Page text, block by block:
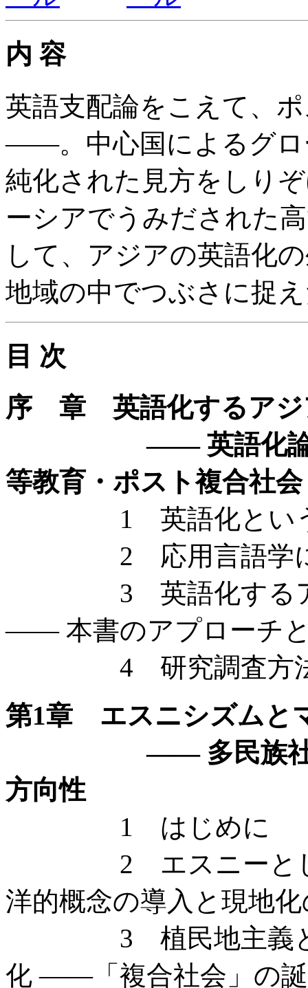
内 容
英語支配論をこえて、
——。中心国によるグロ
純化された見方をしり
ーシアでうみだされた
して、アジアの英語化
地域の中でつぶさに捉
目 次
序 章 英語化するアジ
—— 英語化論・ト
等教育・ポスト複合社会
1 英語化という
2 応用言語学に
3 英語化するアジ
—— 本書のアプローチ
4 研究調査方法
第1章 エスニシズムと
—— 多民族社会マ
方向性
1 はじめに
2 エスニーとして
洋的概念の導入と現地
3 植民地主義とマ
化 ——「複合社会」の